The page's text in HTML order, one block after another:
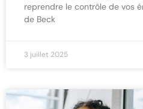
reprendre le contrôle de vos
de Beck
3 juillet 2025